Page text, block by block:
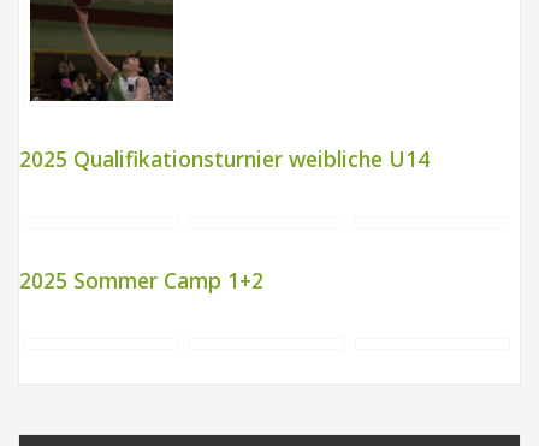
2025 Qualifikationsturnier weibliche U14
2025 Sommer Camp 1+2